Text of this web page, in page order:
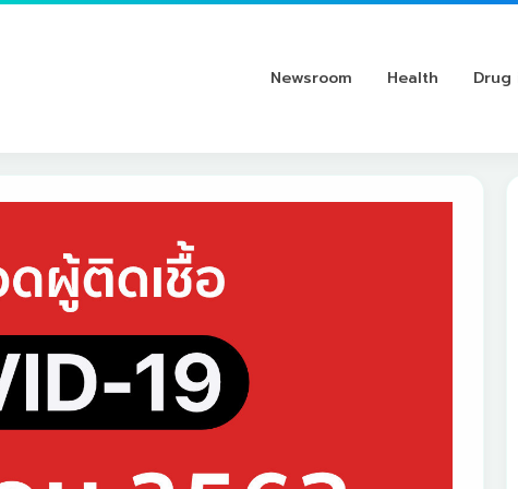
Newsroom Health Drug